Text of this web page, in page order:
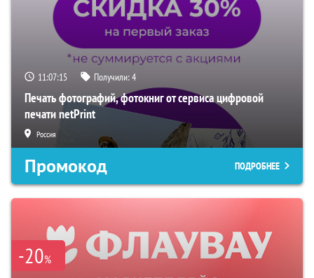
11:07:13 Получили:4
Печать фотографий, фотокниг от сервиса цифровой
печати netPrint
Россия
Промокод ПОДРОБНЕЕ
-20%